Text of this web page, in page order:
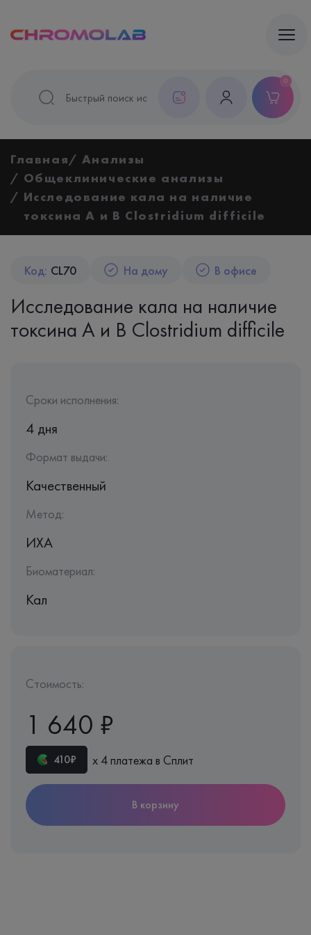
0
Главная
Анализы
Общеклинические анализы
Исследование кала на наличие
токсина А и В Clostridium difficile
Код: CL70 На дому В офисе
Исследование кала на наличие
токсина А и В Clostridium difficile
Сроки исполнения:
4 дня
Формат выдачи:
Качественный
Метод:
ИХА
Биоматериал:
Кал
Стоимость:
1 640 ₽
410₽ х 4 платежа в Сплит
В корзину